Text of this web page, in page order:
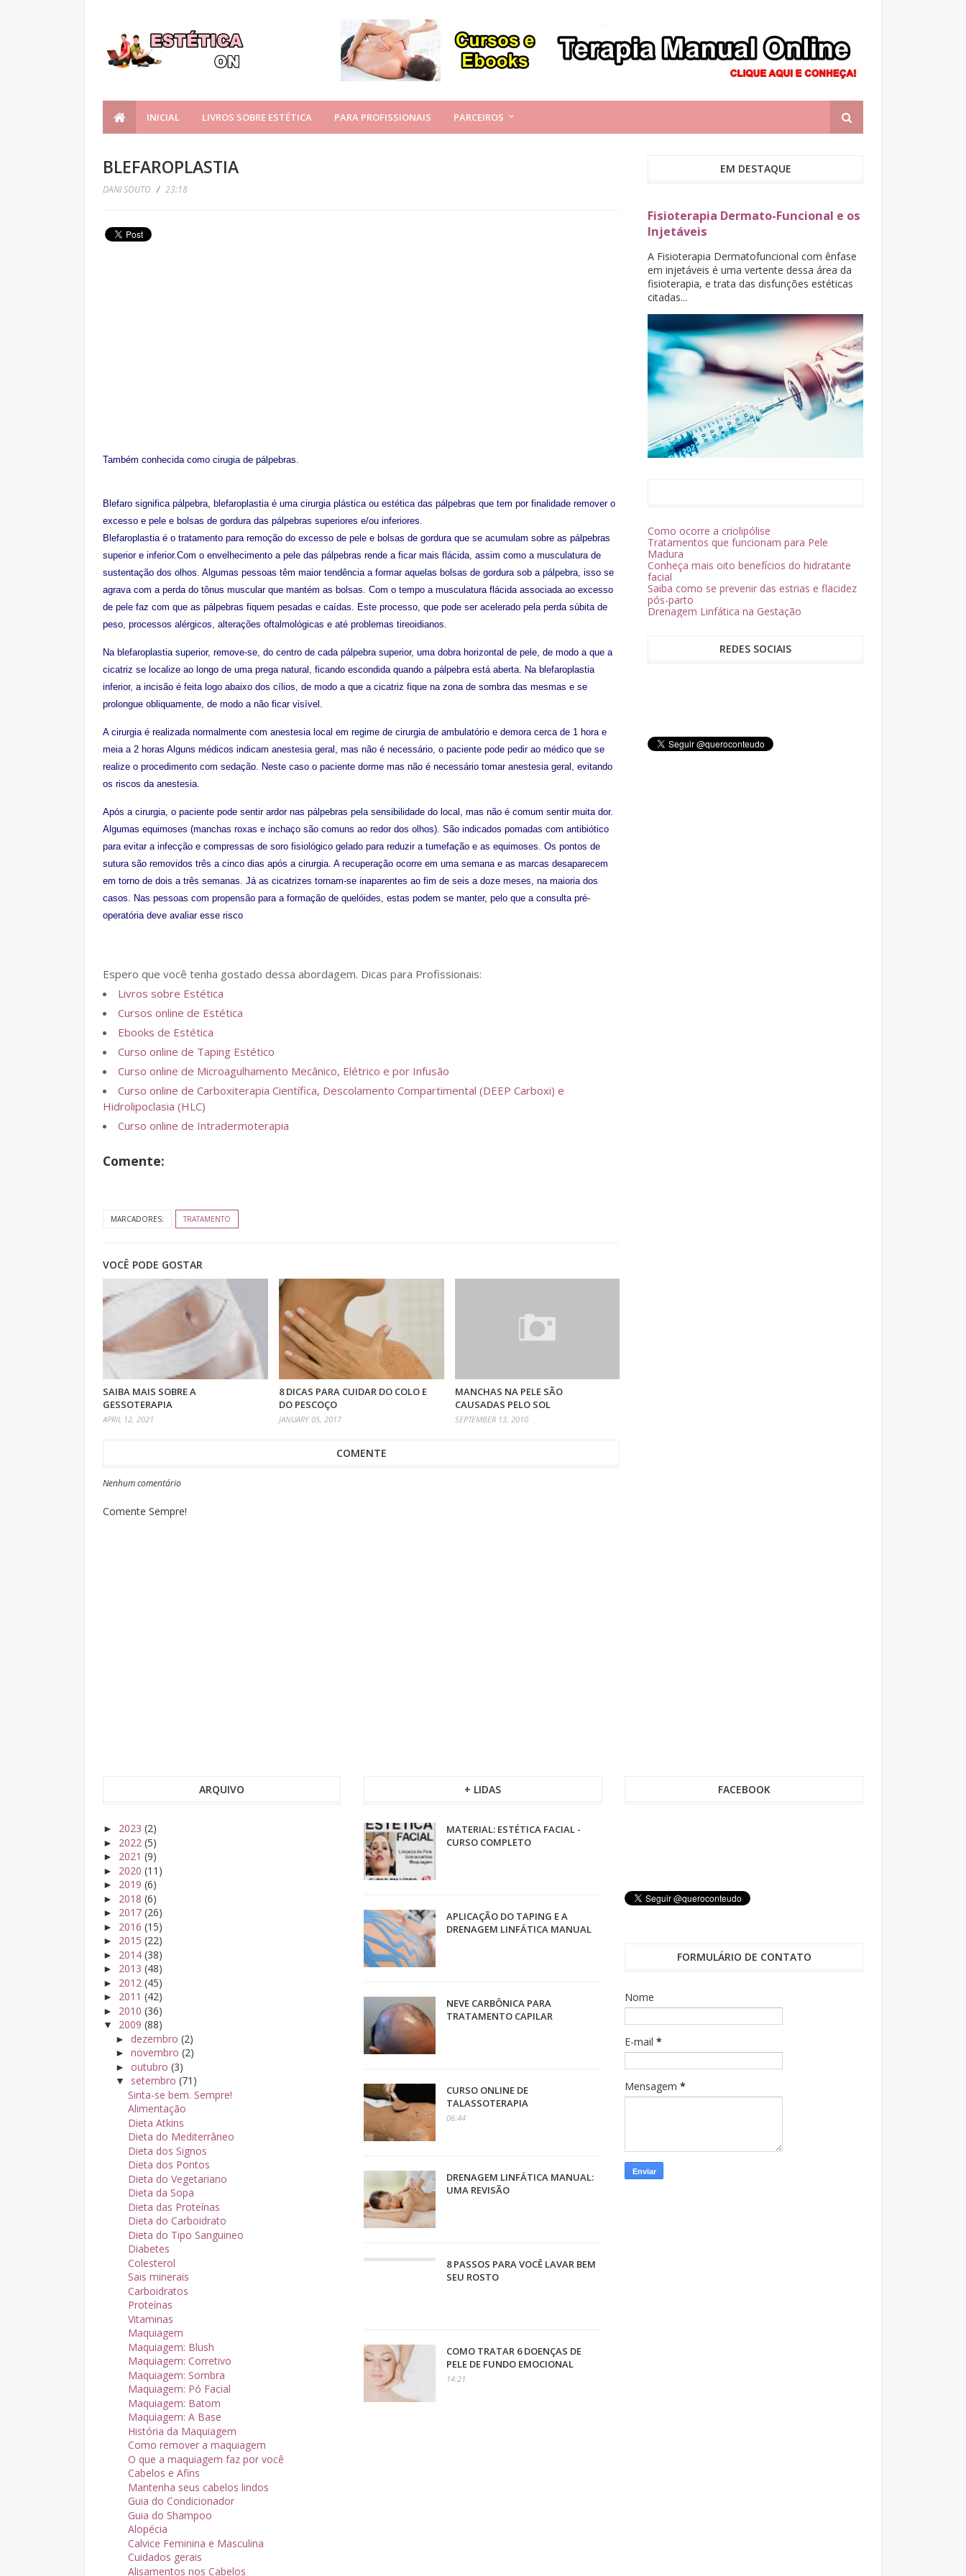
INICIAL LIVROS SOBRE ESTÉTICA PARA PROFISSIONAIS PARCEIROS
BLEFAROPLASTIA
DANI SOUTO / 23:18
Também conhecida como cirugia de pálpebras.
Blefaro significa pálpebra, blefaroplastia é uma cirurgia plástica ou estética das pálpebras que tem por finalidade remover o
excesso e pele e bolsas de gordura das pálpebras superiores e/ou inferiores.
Blefaroplastia é o tratamento para remoção do excesso de pele e bolsas de gordura que se acumulam sobre as pálpebras
superior e inferior.Com o envelhecimento a pele das pálpebras rende a ficar mais flácida, assim como a musculatura de
sustentação dos olhos. Algumas pessoas têm maior tendência a formar aquelas bolsas de gordura sob a pálpebra, isso se
agrava com a perda do tônus muscular que mantém as bolsas. Com o tempo a musculatura flácida associada ao excesso
de pele faz com que as pálpebras fiquem pesadas e caídas. Este processo, que pode ser acelerado pela perda súbita de
peso, processos alérgicos, alterações oftalmológicas e até problemas tireoidianos.
Na blefaroplastia superior, remove-se, do centro de cada pálpebra superior, uma dobra horizontal de pele, de modo a que a
cicatriz se localize ao longo de uma prega natural, ficando escondida quando a pálpebra está aberta. Na blefaroplastia
inferior, a incisão é feita logo abaixo dos cílios, de modo a que a cicatriz fique na zona de sombra das mesmas e se
prolongue obliquamente, de modo a não ficar visível.
A cirurgia é realizada normalmente com anestesia local em regime de cirurgia de ambulatório e demora cerca de 1 hora e
meia a 2 horas Alguns médicos indicam anestesia geral, mas não é necessário, o paciente pode pedir ao médico que se
realize o procedimento com sedação. Neste caso o paciente dorme mas não é necessário tomar anestesia geral, evitando
os riscos da anestesia.
Após a cirurgia, o paciente pode sentir ardor nas pálpebras pela sensibilidade do local, mas não é comum sentir muita dor.
Algumas equimoses (manchas roxas e inchaço são comuns ao redor dos olhos). São indicados pomadas com antibiótico
para evitar a infecção e compressas de soro fisiológico gelado para reduzir a tumefação e as equimoses. Os pontos de
sutura são removidos três a cinco dias após a cirurgia. A recuperação ocorre em uma semana e as marcas desaparecem
em torno de dois a três semanas. Já as cicatrizes tornam-se inaparentes ao fim de seis a doze meses, na maioria dos
casos. Nas pessoas com propensão para a formação de quelóides, estas podem se manter, pelo que a consulta pré-
operatória deve avaliar esse risco
Espero que você tenha gostado dessa abordagem. Dicas para Profissionais:
Livros sobre Estética
Cursos online de Estética
Ebooks de Estética
Curso online de Taping Estético
Curso online de Microagulhamento Mecânico, Elétrico e por Infusão
Curso online de Carboxiterapia Científica, Descolamento Compartimental (DEEP Carboxi) e
Hidrolipoclasia (HLC)
Curso online de Intradermoterapia
Comente:
MARCADORES: TRATAMENTO
VOCÊ PODE GOSTAR
SAIBA MAIS SOBRE A
GESSOTERAPIA
APRIL 12, 2021
8 DICAS PARA CUIDAR DO COLO E
DO PESCOÇO
JANUARY 05, 2017
MANCHAS NA PELE SÃO
CAUSADAS PELO SOL
SEPTEMBER 13, 2010
COMENTE
Nenhum comentário
Comente Sempre!
EM DESTAQUE
Fisioterapia Dermato-Funcional e os
Injetáveis
A Fisioterapia Dermatofuncional com ênfase
em injetáveis é uma vertente dessa área da
fisioterapia, e trata das disfunções estéticas
citadas...
Como ocorre a criolipólise
Tratamentos que funcionam para Pele
Madura
Conheça mais oito benefícios do hidratante
facial
Saiba como se prevenir das estrias e flacidez
pós-parto
Drenagem Linfática na Gestação
REDES SOCIAIS
ARQUIVO
► 2023 (2)
► 2022 (5)
► 2021 (9)
► 2020 (11)
► 2019 (6)
► 2018 (6)
► 2017 (26)
► 2016 (15)
► 2015 (22)
► 2014 (38)
► 2013 (48)
► 2012 (45)
► 2011 (42)
► 2010 (36)
▼ 2009 (88)
► dezembro (2)
► novembro (2)
► outubro (3)
▼ setembro (71)
Sinta-se bem. Sempre!
Alimentação
Dieta Atkins
Dieta do Mediterrâneo
Dieta dos Signos
Dieta dos Pontos
Dieta do Vegetariano
Dieta da Sopa
Dieta das Proteínas
Dieta do Carboidrato
Dieta do Tipo Sanguineo
Diabetes
Colesterol
Sais minerais
Carboidratos
Proteínas
Vitaminas
Maquiagem
Maquiagem: Blush
Maquiagem: Corretivo
Maquiagem: Sombra
Maquiagem: Pó Facial
Maquiagem: Batom
Maquiagem: A Base
História da Maquiagem
Como remover a maquiagem
O que a maquiagem faz por você
Cabelos e Afins
Mantenha seus cabelos lindos
Guia do Condicionador
Guia do Shampoo
Alopécia
Calvice Feminina e Masculina
Cuidados gerais
Alisamentos nos Cabelos
+ LIDAS
MATERIAL: ESTÉTICA FACIAL -
CURSO COMPLETO
APLICAÇÃO DO TAPING E A
DRENAGEM LINFÁTICA MANUAL
NEVE CARBÔNICA PARA
TRATAMENTO CAPILAR
CURSO ONLINE DE
TALASSOTERAPIA
06:44
DRENAGEM LINFÁTICA MANUAL:
UMA REVISÃO
8 PASSOS PARA VOCÊ LAVAR BEM
SEU ROSTO
COMO TRATAR 6 DOENÇAS DE
PELE DE FUNDO EMOCIONAL
14:21
FACEBOOK
FORMULÁRIO DE CONTATO
Nome
E-mail*
Mensagem*